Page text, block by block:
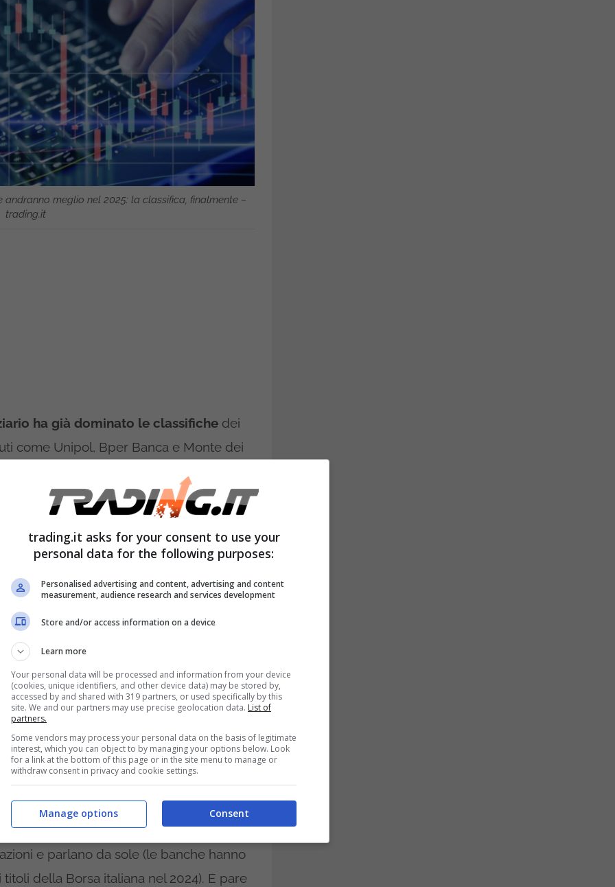
meglio nel 2025: la classifica, finalmente –
trading.it
ha già dominato le classifiche dei
come Unipol, Bper Banca e Monte dei
performance eccezionali. Inoltre
rendimenti sul capitale stabili (attorno al
gli esperti prevedono che il
con buone performance grazie
macroeconomico favorevole. Ma
belle sorpreseagli investitori, cerchiamo
puntare.
nel 2025? Le
italiana per gli
visto comeil settore finanziario può
per il 2025. Importante concentrarsi
le prestazioni dello scorso anno
e parlano da sole (le banche hanno
della Borsa italiana nel 2024). E pare
trading.it asks for your consent to use your
personal data for the following purposes:
Personalised advertising and content, advertising and content
measurement, audience research and services development
Store and/or access information on a device
Learn more
Your personal data will be processed and information from your device
(cookies, unique identifiers, and other device data) may be stored by,
accessed by and shared with 319 partners, or used specifically by this
site. We and our partners may use precise geolocation data. List of
partners.
Some vendors may process your personal data on the basis of legitimate
interest, which you can object to by managing your options below. Look
for a link at the bottom of this page or in the site menu to manage or
withdraw consent in privacy and cookie settings.
Consent
Manage options